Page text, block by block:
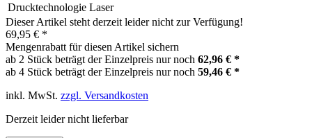
Drucktechnologie Laser
Dieser Artikel steht derzeit leider nicht zur Verfügung!
69,95 € *
Mengenrabatt für diesen Artikel sichern
ab 2 Stück beträgt der Einzelpreis nur noch 62,96 € *
ab 4 Stück beträgt der Einzelpreis nur noch 59,46 € *
inkl. MwSt. zzgl. Versandkosten
Derzeit leider nicht lieferbar